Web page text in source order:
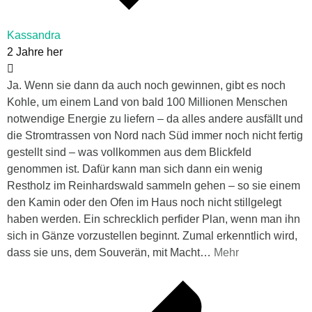
Kassandra
2 Jahre her
Ja. Wenn sie dann da auch noch gewinnen, gibt es noch
Kohle, um einem Land von bald 100 Millionen Menschen
notwendige Energie zu liefern – da alles andere ausfällt und
die Stromtrassen von Nord nach Süd immer noch nicht fertig
gestellt sind – was vollkommen aus dem Blickfeld
genommen ist. Dafür kann man sich dann ein wenig
Restholz im Reinhardswald sammeln gehen – so sie einem
den Kamin oder den Ofen im Haus noch nicht stillgelegt
haben werden. Ein schrecklich perfider Plan, wenn man ihn
sich in Gänze vorzustellen beginnt. Zumal erkenntlich wird,
dass sie uns, dem Souverän, mit Macht… Mehr